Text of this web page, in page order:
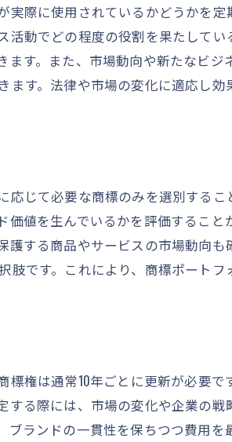
ト
高める方法
争優位性
る競争力強化
効果
る秘訣
グ方法
用法
順位付け
際に使用されているかどうかを定
動でどの程度の役割を果たして
す。また、市場動向や新たなビジ
す。法律や市場の変化に適応し効
じて必要な商標のみを選別するこ
値を生んでいるかを評価すること
する商品やサービスの市場動向
です。これにより、商標ポート
権は通常10年ごとに更新が必要
る際には、市場の変化や企業の
ランドの一貫性を保ちつつ費用を